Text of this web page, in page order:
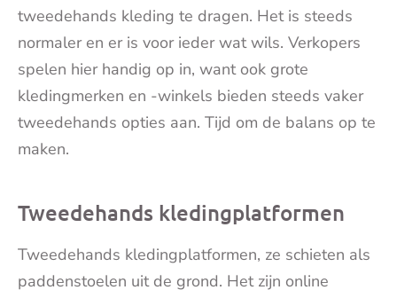
tweedehands kleding te dragen. Het is steeds
normaler en er is voor ieder wat wils. Verkopers
spelen hier handig op in, want ook grote
kledingmerken en -winkels bieden steeds vaker
tweedehands opties aan. Tijd om de balans op te
maken.
Tweedehands kledingplatformen
Tweedehands kledingplatformen, ze schieten als
paddenstoelen uit de grond. Het zijn online